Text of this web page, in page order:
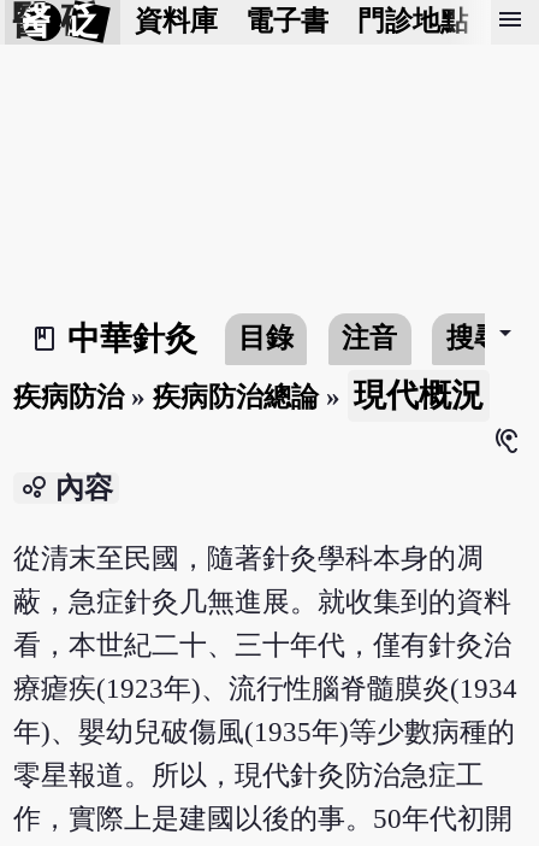
醫 砭 資料庫 電子書 門診地點 預
menu
book_2
中華針灸 目錄 注音 搜尋arrow_drop_down
疾病防治»疾病防治總論» 現代概況
hearing
bubble_chart 內容
從清末至民國，隨著針灸學科本身的凋
蔽，急症針灸几無進展。就收集到的資料
看，本世紀二十、三十年代，僅有針灸治
療瘧疾(1923年)、流行性腦脊髓膜炎(1934
年)、嬰幼兒破傷風(1935年)等少數病種的
零星報道。所以，現代針灸防治急症工
作，實際上是建國以後的事。50年代初開